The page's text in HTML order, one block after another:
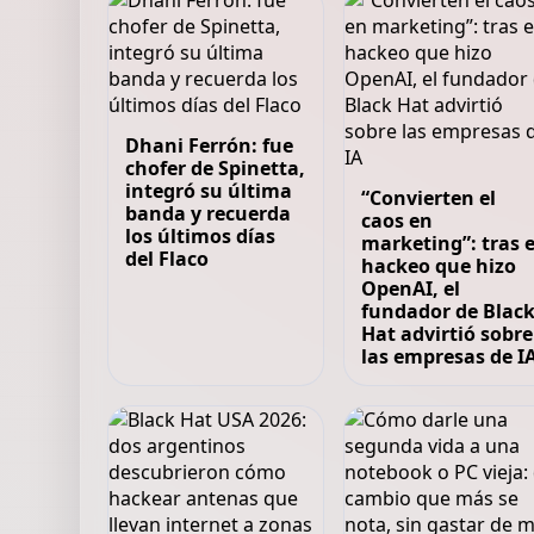
Dhani Ferrón: fue
chofer de Spinetta,
integró su última
banda y recuerda
los últimos días
del Flaco
“Convierten el
caos en
marketing”: tras
hackeo que hizo
OpenAI, el
fundador de Black
Hat advirtió sobre
las empresas de